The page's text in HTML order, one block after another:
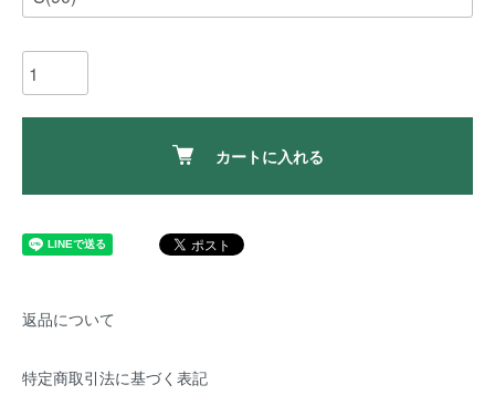
カートに入れる
返品について
特定商取引法に基づく表記